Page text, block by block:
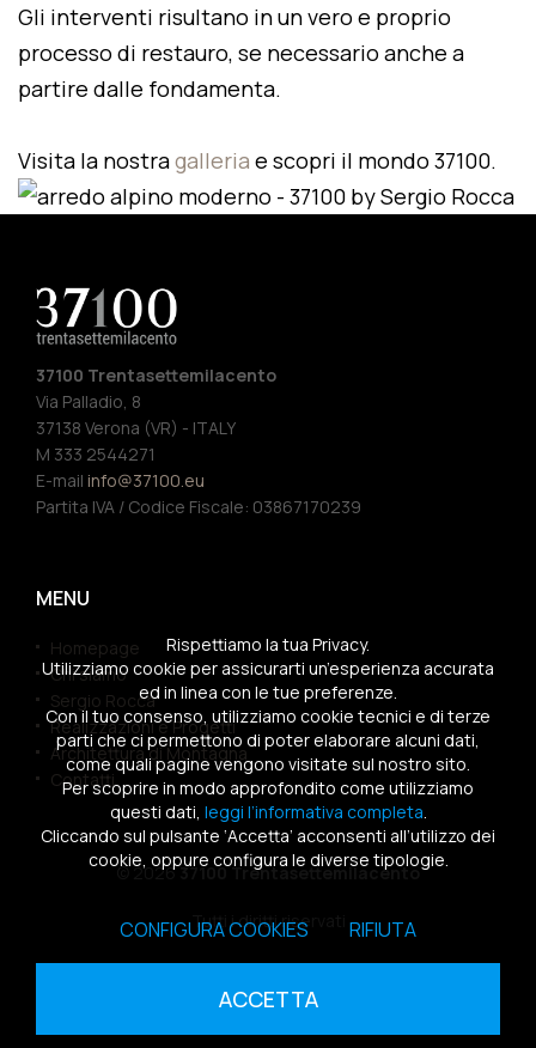
Gli interventi risultano in un vero e proprio
processo di restauro, se necessario anche a
partire dalle fondamenta.
Visita la nostragalleria e scopri il mondo 37100.
37100 Trentasettemilacento
Via Palladio, 8
37138 Verona (VR) - ITALY
M 333 2544271
E-mail info@37100.eu
Partita IVA / Codice Fiscale: 03867170239
MENU
Homepage
Chi siamo
Sergio Rocca
Realizzazioni e Progetti
Architettura di Montagna
Contatti
© 202637100 Trentasettemilacento
Tutti i diritti riservati
Sitemap|Privacy Policy|Cookies Policy
Rispettiamo la tua Privacy.
Utilizziamo cookie per assicurarti un’esperienza accurata
ed in linea con le tue preferenze.
Con il tuo consenso, utilizziamo cookie tecnici e di terze
parti che ci permettono di poter elaborare alcuni dati,
come quali pagine vengono visitate sul nostro sito.
Per scoprire in modo approfondito come utilizziamo
questi dati, leggi l’informativa completa.
Cliccando sul pulsante ‘Accetta’ acconsenti all’utilizzo dei
cookie, oppure configura le diverse tipologie.
CONFIGURA COOKIES RIFIUTA
ACCETTA